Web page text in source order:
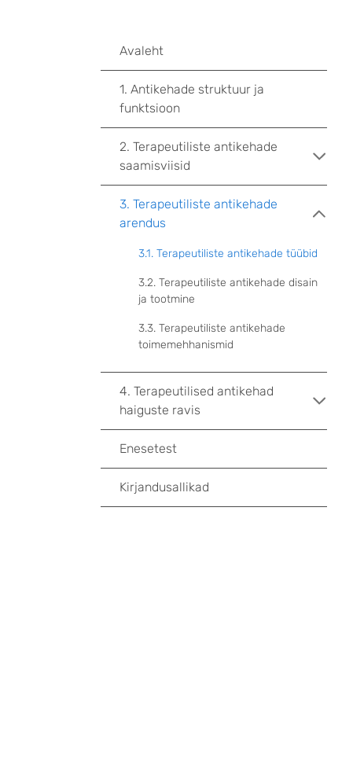
Avaleht
1. Antikehade struktuur ja
funktsioon
2. Terapeutiliste antikehade
saamisviisid
3. Terapeutiliste antikehade
arendus
3.1. Terapeutiliste antikehade tüübid
3.2. Terapeutiliste antikehade disain
ja tootmine
3.3. Terapeutiliste antikehade
toimemehhanismid
4. Terapeutilised antikehad
haiguste ravis
Enesetest
Kirjandusallikad